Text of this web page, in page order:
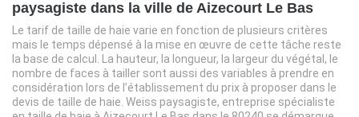
paysagiste dans la ville de Aizecourt Le Bas
Le tarif de taille de haie varie en fonction de plusieurs critères
mais le temps dépensé à la mise en œuvre de cette tâche reste
la base de calcul. La hauteur, la longueur, la largeur du végétal, le
nombre de faces à tailler sont aussi des variables à prendre en
considération lors de l’établissement du prix à proposer dans le
devis de taille de haie. Weiss paysagiste, entreprise spécialiste